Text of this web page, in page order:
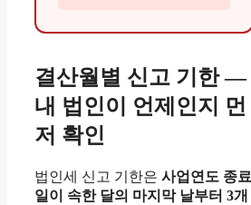
결산월별 신고 기한 —
내 법인이 언제인지 먼
저 확인
법인세 신고 기한은 사업연도 종료
일이 속한 달의 마지막 날부터 3개